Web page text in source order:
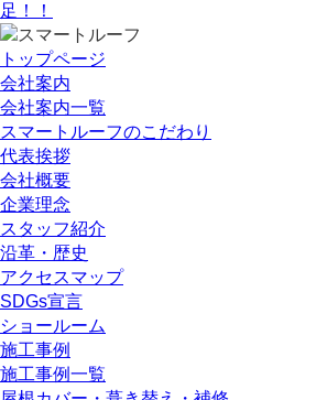
足！！
トップページ
会社案内
会社案内一覧
スマートルーフのこだわり
代表挨拶
会社概要
企業理念
スタッフ紹介
沿革・歴史
アクセスマップ
SDGs宣言
ショールーム
施工事例
施工事例一覧